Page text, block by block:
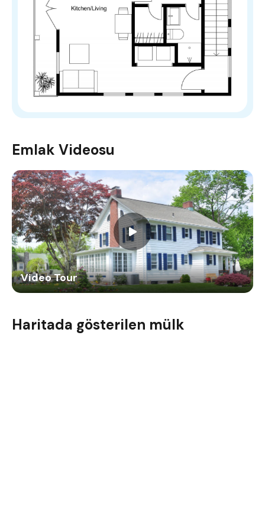
Emlak Videosu
Video Tour
Haritada gösterilen mülk